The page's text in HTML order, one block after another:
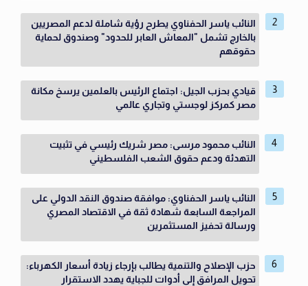
النائب ياسر الحفناوي يطرح رؤية شاملة لدعم المصريين
بالخارج تشمل "المعاش العابر للحدود" وصندوق لحماية
حقوقهم
قيادي بحزب الجيل: اجتماع الرئيس بالعلمين يرسخ مكانة
مصر كمركز لوجستي وتجاري عالمي
النائب محمود مرسى: مصر شريك رئيسي في تثبيت
التهدئة ودعم حقوق الشعب الفلسطيني
النائب ياسر الحفناوي: موافقة صندوق النقد الدولي على
المراجعة السابعة شهادة ثقة في الاقتصاد المصري
ورسالة تحفيز المستثمرين
حزب الإصلاح والتنمية يطالب بإرجاء زيادة أسعار الكهرباء:
تحويل المرافق إلى أدوات للجباية يهدد الاستقرار